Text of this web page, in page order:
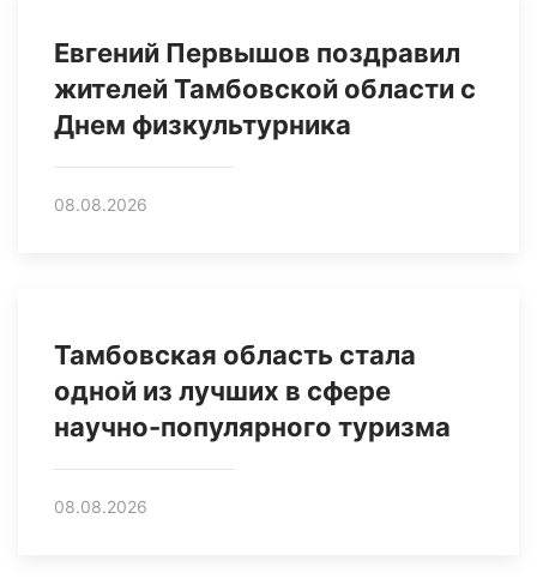
Евгений Первышов поздравил
жителей Тамбовской области с
Днем физкультурника
08.08.2026
Тамбовская область стала
одной из лучших в сфере
научно-популярного туризма
08.08.2026